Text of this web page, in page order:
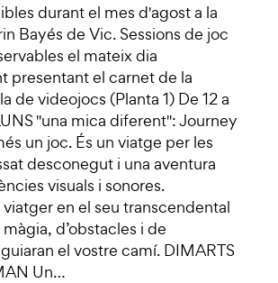
durant el mes d'agost a la
Bayés de Vic. Sessions de joc
el mateix dia
presentant el carnet de la
de videojocs (Planta 1) De 12 a
"una mica diferent": Journey
un joc. És un viatge per les
desconegut i una aventura
visuals i sonores.
en el seu transcendental
d’obstacles i de
el vostre camí. DIMARTS
Un…